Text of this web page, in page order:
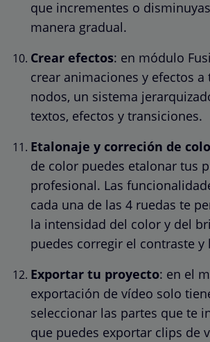
que incrementes o
manera gradual.
Crear efectos: en módulo
crear animaciones y efectos a
nodos, un sistema
textos, efectos y transiciones.
Etalonaje y correción de
de color puedes etalonar tus
profesional. Las
cada una de las 4 ruedas te
la intensidad del color y del
puedes corregir el contraste y
Exportar tu proyecto: en el
exportación de vídeo solo
seleccionar las partes que te
que puedes exportar clips de